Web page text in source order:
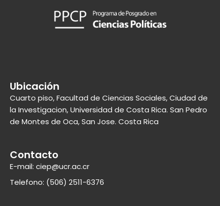
Ubicación
Cuarto piso, Facultad de Ciencias Sociales, Ciudad de
la Investigacion, Universidad de Costa Rica. San Pedro
de Montes de Oca, San Jose. Costa Rica
Contacto
E-mail: ciep@ucr.ac.cr
Telefono: (506) 2511-6376